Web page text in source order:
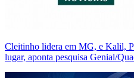
Cleitinho lidera em MG, e Kalil,
lugar, aponta pesquisa Genial/